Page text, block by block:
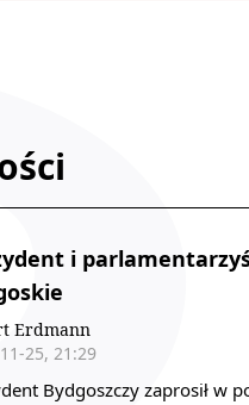
i
Erdmann
25, 21:29
Bydgoszczy zaprosił w